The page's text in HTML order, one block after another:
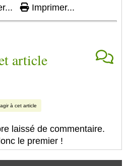
Imprimer...
article
à cet article
laissé de commentaire.
le premier !